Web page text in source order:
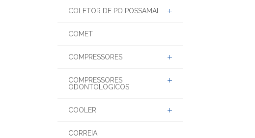
COLETOR DE PO POSSAMAI
COMET
COMPRESSORES
COMPRESSORES
ODONTOLOGICOS
COOLER
CORREIA